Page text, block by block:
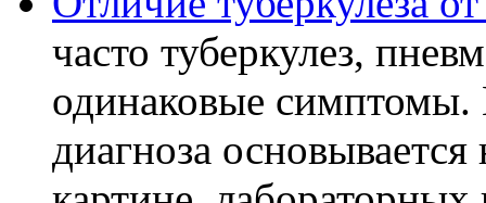
часто туберкулез,
одинаковые симптомы.
диагноза